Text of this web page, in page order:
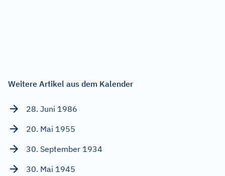
Weitere Artikel aus dem Kalender
28. Juni 1986
20. Mai 1955
30. September 1934
30. Mai 1945